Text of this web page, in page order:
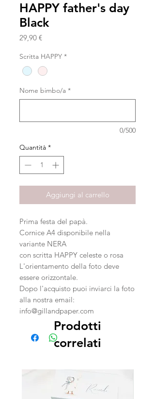
HAPPY father's day
Black
29,90 €Prezzo
Scritta HAPPY *
Nome bimbo/a *
0/500
Quantità *
Aggiungi al carrello
Prima festa del papà.
Cornice A4 disponibile nella
variante NERA
con scritta HAPPY celeste o rosa
L'orientamento della foto deve
essere orizzontale.
Dopo l'acquisto puoi inviarci la foto
alla nostra email:
info@gillandpaper.com
Prodotti
correlati